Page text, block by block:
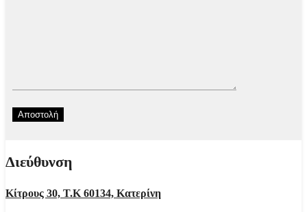
Διεύθυνση
Κίτρους 30, Τ.Κ 60134, Κατερίνη